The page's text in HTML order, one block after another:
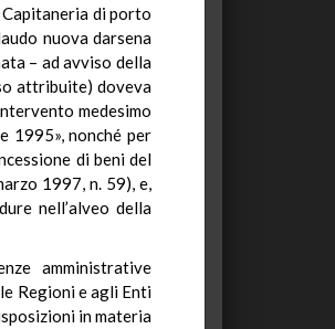
di porto
nuova darsena
– ad avviso della
attribuite) doveva
medesimo
1995», nonché per
di beni del
1997, n. 59), e,
nell’alveo della
amministrative
Regioni e agli Enti
in materia